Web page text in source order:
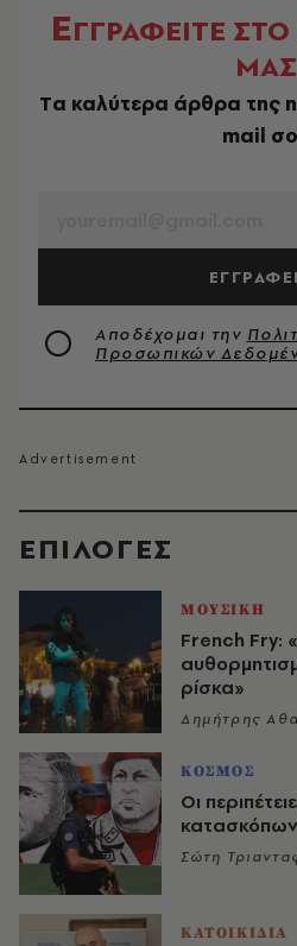
EΠΙΛΟΓΈΣ
ΜΟΥΣΙΚΗ
French Fry:
ρίσκα»
Δημήτρης
ΚΟΣΜΟΣ
Οι
κατασκόπων
Σώτη
ΚΑΤΟΙΚΙΔΙΑ
ΕΓΓΡΑΦΕΙΤΕ ΣΤΟ
ΜΑΣ
Tα καλύτερα άρθρα της
mail
Αποδέχομαι την
Προσωπικών